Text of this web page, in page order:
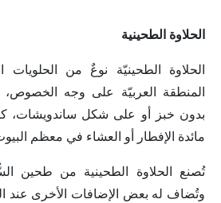
الحلاوة الطحينية
الحلاوة الطحينيّة نوعٌ من الحلويات
المنطقة العربيّة على وجه
بدون خبز أو على شكل ساندويشات،
مائدة الإفطار أو العشاء في معظم
تُصنع الحلاوة الطحينية من طحين
وتُضاف له بعض الإضافات الأخرى عند